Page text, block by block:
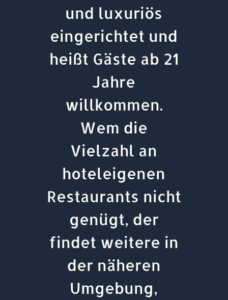
und luxuriös
eingerichtet und
heißt Gäste ab 21
Jahre
willkommen.
Wem die
Vielzahl an
hoteleigenen
Restaurants nicht
genügt, der
findet weitere in
der näheren
Umgebung,